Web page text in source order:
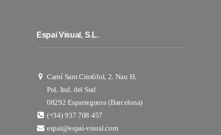
Espai Visual, S.L.
Camí Sant Cristòfol, 2. Nau H.
Pol. Ind. del Sud
08292 Esparreguera (Barcelona)
(+34) 937 708 457
espai@espai-visual.com